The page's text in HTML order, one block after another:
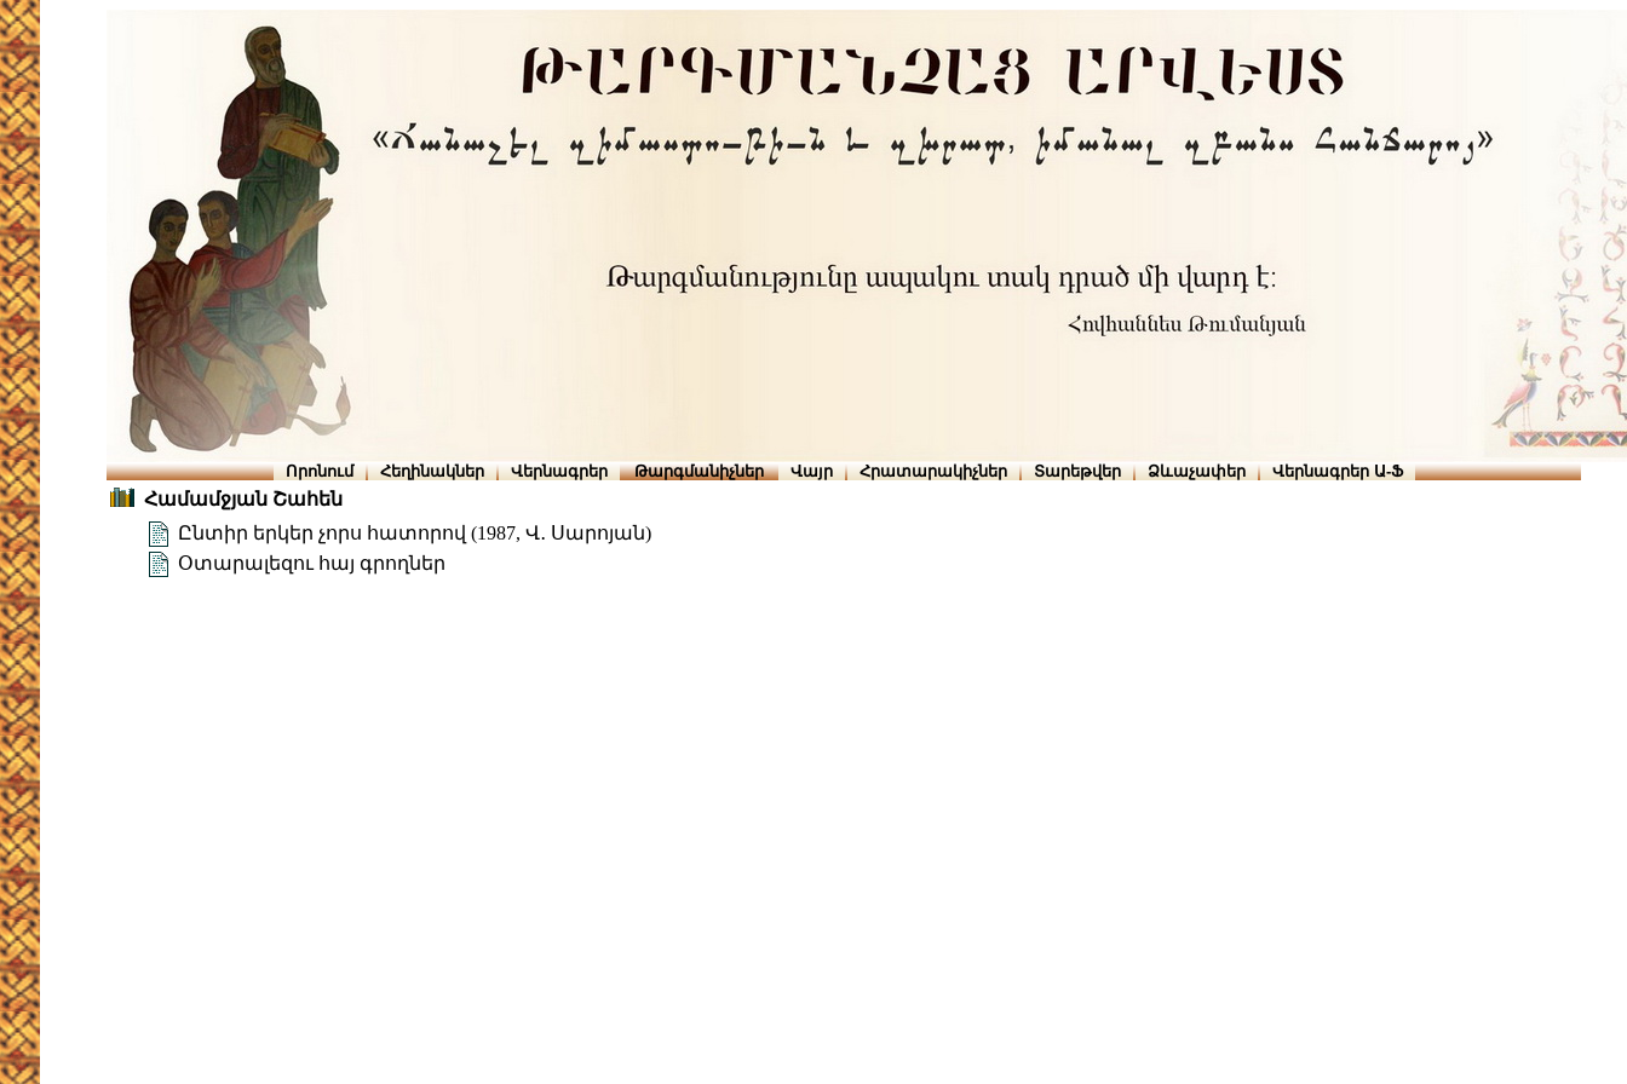
Որոնում Հեղինակներ Վերնագրեր Թարգմանիչներ Վայր Հրատարակիչներ Տարեթվեր Ձևաչափեր Վերնագրեր Ա-Ֆ
Համամջյան Շահեն
Ընտիր երկեր չորս հատորով (1987, Վ․ Սարոյան)
Օտարալեզու հայ գրողներ